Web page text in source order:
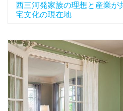
西三河発家族の理想と産業が
宅文化の現在地